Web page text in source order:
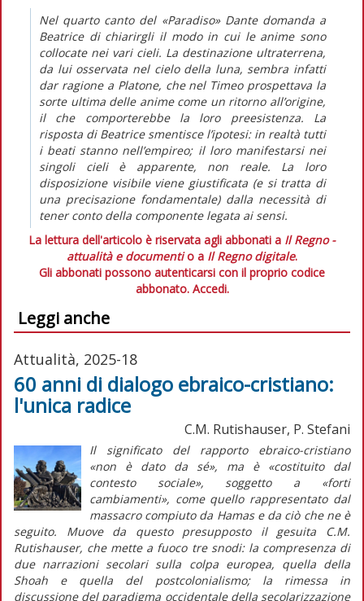
Nel quarto canto del «Paradiso» Dante domanda a
Beatrice di chiarirgli il modo in cui le anime sono
collocate nei vari cieli. La destinazione ultraterrena,
da lui osservata nel cielo della luna, sembra infatti
dar ragione a Platone, che nel Timeo prospettava la
sorte ultima delle anime come un ritorno all’origine,
il che comporterebbe la loro preesistenza. La
risposta di Beatrice smentisce l’ipotesi: in realtà tutti
i beati stanno nell’empireo; il loro manifestarsi nei
singoli cieli è apparente, non reale. La loro
disposizione visibile viene giustificata (e si tratta di
una precisazione fondamentale) dalla necessità di
tener conto della componente legata ai sensi.
La lettura dell'articolo è riservata agli abbonati a Il Regno -
attualità e documentio a Il Regno digitale.
Gli abbonati possono autenticarsi con il proprio codice
abbonato. Accedi.
Leggi anche
Attualità, 2025-18
60 anni di dialogo ebraico-cristiano:
l'unica radice
C.M. Rutishauser, P. Stefani
Il significato del rapporto ebraico-cristiano
«non è dato da sé», ma è «costituito dal
contesto sociale», soggetto a «forti
cambiamenti», come quello rappresentato dal
massacro compiuto da Hamas e da ciò che ne è
seguito. Muove da questo presupposto il gesuita C.M.
Rutishauser, che mette a fuoco tre snodi: la compresenza di
due narrazioni secolari sulla colpa europea, quella della
Shoah e quella del postcolonialismo; la rimessa in
discussione del paradigma occidentale della secolarizzazione